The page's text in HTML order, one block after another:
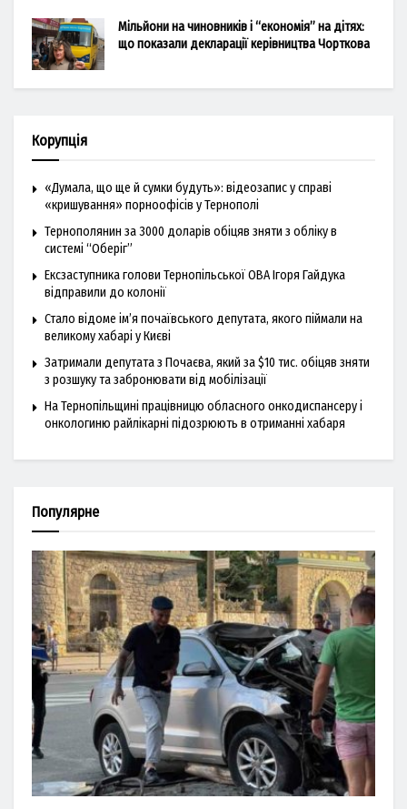
Мільйони на чиновників і “економія” на дітях:
що показали декларації керівництва Чорткова
Корупція
«Думала, що ще й сумки будуть»: відеозапис у справі
«кришування» порноофісів у Тернополі
Тернополянин за 3000 доларів обіцяв зняти з обліку в
системі “Оберіг”
Ексзаступника голови Тернопільської ОВА Ігоря Гайдука
відправили до колонії
Стало відоме ім’я почаївського депутата, якого піймали на
великому хабарі у Києві
Затримали депутата з Почаєва, який за $10 тис. обіцяв зняти
з розшуку та забронювати від мобілізації
На Тернопільщині працівницю обласного онкодиспансеру і
онкологиню райлікарні підозрюють в отриманні хабаря
Популярне